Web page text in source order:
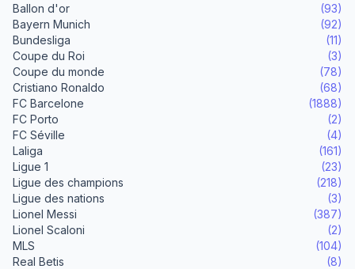
Ballon d'or
(93)
Bayern Munich
(92)
Bundesliga
(11)
Coupe du Roi
(3)
Coupe du monde
(78)
Cristiano Ronaldo
(68)
FC Barcelone
(1888)
FC Porto
(2)
FC Séville
(4)
Laliga
(161)
Ligue 1
(23)
Ligue des champions
(218)
Ligue des nations
(3)
Lionel Messi
(387)
Lionel Scaloni
(2)
MLS
(104)
Real Betis
(8)